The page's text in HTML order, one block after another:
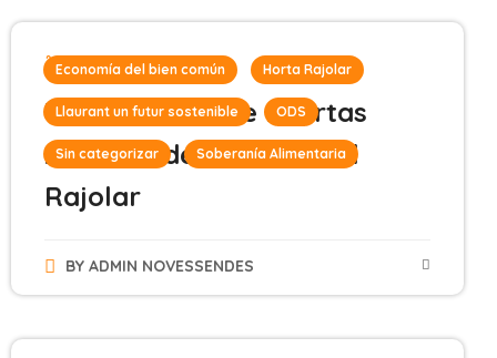
Economía del bien común Horta Rajolar
Llaurant un futur sostenible ODS
Sin categorizar Soberanía Alimentaria
20 de mayo de 2024
VIII Jornadas de Puertas
Abiertas de la Horta del
Rajolar
BYADMIN NOVESSENDES